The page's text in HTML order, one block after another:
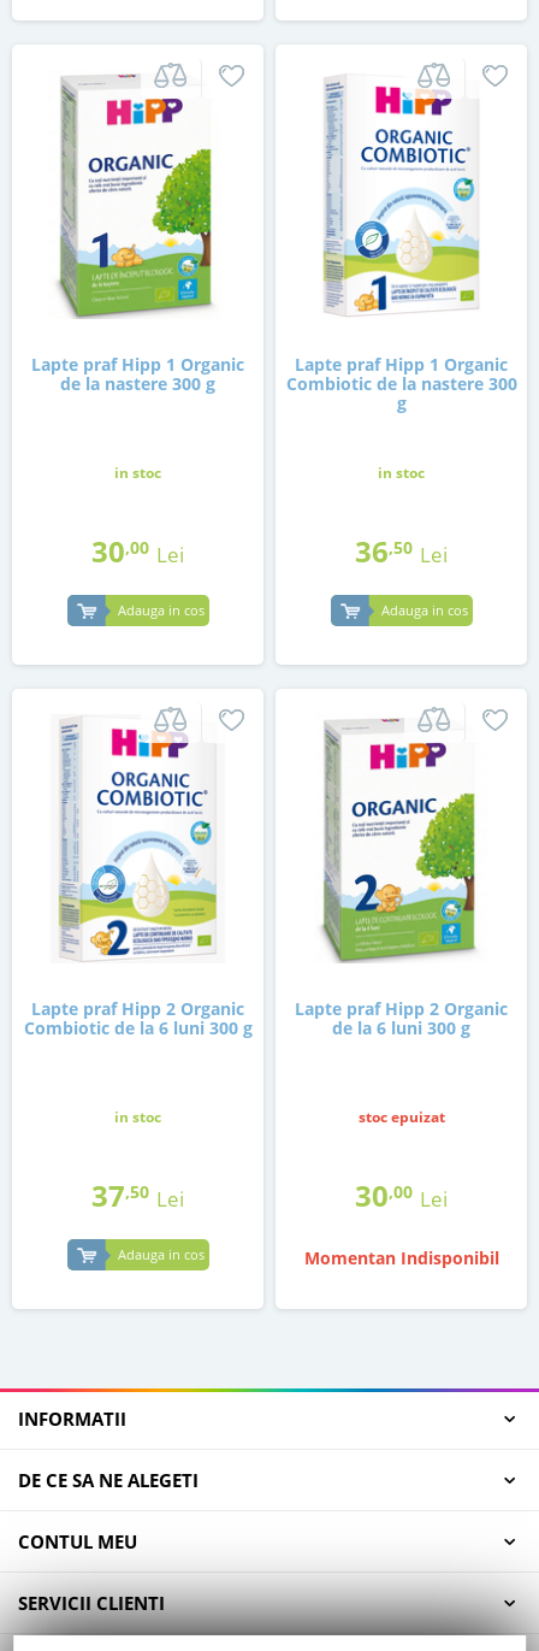
Lapte praf Hipp 1 Organic
de la nastere 300 g
in stoc
30,00 Lei
Adauga in cos
Lapte praf Hipp 1 Organic
Combiotic de la nastere 300
g
in stoc
36,50 Lei
Adauga in cos
Lapte praf Hipp 2 Organic
Combiotic de la 6 luni 300 g
in stoc
37,50 Lei
Adauga in cos
Lapte praf Hipp 2 Organic
de la 6 luni 300 g
stoc epuizat
30,00 Lei
Momentan Indisponibil
INFORMATII
DE CE SA NE ALEGETI
CONTUL MEU
SERVICII CLIENTI